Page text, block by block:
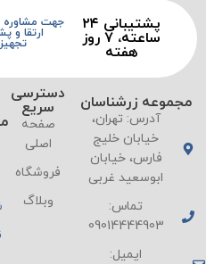
پشتیبانی ۲۴
ساعته، ۷ روز
هفته
جهت مشاوره
ارتقا و
مجموعه زرشناسان
آدرس: تهران،
خیابان خلیج
فارس، خیابان
ابوسعید غربی
تماس:
09014444903
ایمیل:
دسترسی
سریع
صفحه
اصلی
فروشگاه
وبلاگ